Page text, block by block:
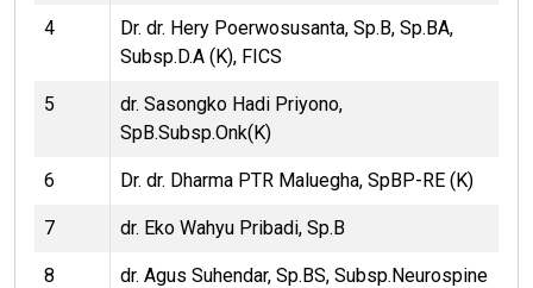
4
Dr. dr. Hery Poerwosusanta, Sp.B, Sp.BA,
Subsp.D.A (K), FICS
5
dr. Sasongko Hadi Priyono,
SpB.Subsp.Onk(K)
6 Dr. dr. Dharma PTR Maluegha, SpBP-RE (K)
7 dr. Eko Wahyu Pribadi, Sp.B
8
dr. Agus Suhendar, Sp.BS, Subsp.Neurospine